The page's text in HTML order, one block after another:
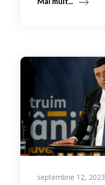
septembrie 12, 2023